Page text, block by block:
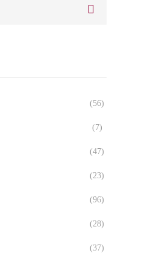
(56)
(7)
(47)
(23)
(96)
(28)
(37)